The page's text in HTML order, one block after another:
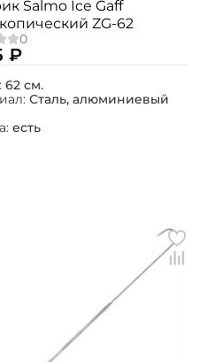
Salmo Ice Gaff
ZG-62
₽
62 см.
Сталь, алюминиевый
есть